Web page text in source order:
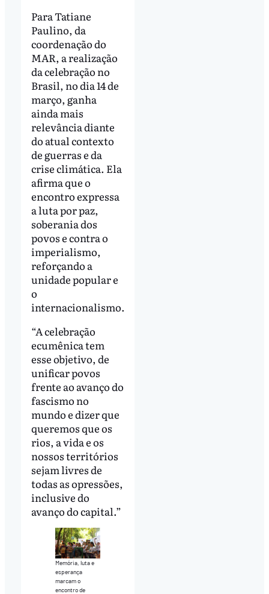
Para Tatiane
Paulino, da
coordenação do
MAR, a realização
da celebração no
Brasil, no dia 14 de
março, ganha
ainda mais
relevância diante
do atual contexto
de guerras e da
crise climática. Ela
afirma que o
encontro expressa
a luta por paz,
soberania dos
povos e contra o
imperialismo,
reforçando a
unidade popular e
o
internacionalismo.
“A celebração
ecumênica tem
esse objetivo, de
unificar povos
frente ao avanço do
fascismo no
mundo e dizer que
queremos que os
rios, a vida e os
nossos territórios
sejam livres de
todas as opressões,
inclusive do
avanço do capital.”
Memória, luta e
esperança
marcam o
encontro de